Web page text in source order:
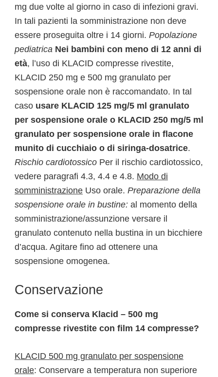
mg due volte al giorno in caso di infezioni gravi.
In tali pazienti la somministrazione non deve
essere proseguita oltre i 14 giorni. Popolazione
pediatrica Nei bambini con meno di 12 anni di
età, l’uso di KLACID compresse rivestite,
KLACID 250 mg e 500 mg granulato per
sospensione orale non è raccomandato. In tal
caso usare KLACID 125 mg/5 ml granulato
per sospensione orale o KLACID 250 mg/5 ml
granulato per sospensione orale in flacone
munito di cucchiaio o di siringa-dosatrice.
Rischio cardiotossico Per il rischio cardiotossico,
vedere paragrafi 4.3, 4.4 e 4.8. Modo di
somministrazione Uso orale. Preparazione della
sospensione orale in bustine: al momento della
somministrazione/assunzione versare il
granulato contenuto nella bustina in un bicchiere
d’acqua. Agitare fino ad ottenere una
sospensione omogenea.
Conservazione
Come si conserva Klacid – 500 mg
compresse rivestite con film 14 compresse?
KLACID 500 mg granulato per sospensione
orale: Conservare a temperatura non superiore